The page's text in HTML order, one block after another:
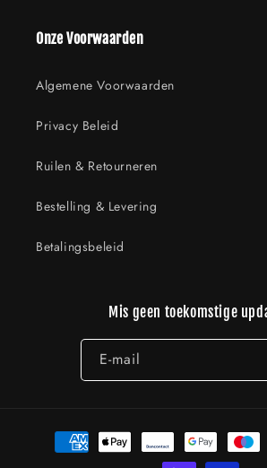
Onze Voorwaarden
Algemene Voorwaarden
Privacy Beleid
Ruilen & Retourneren
Bestelling & Levering
Betalingsbeleid
Mis geen toekomstige
E‑mail
Betaalmethoden